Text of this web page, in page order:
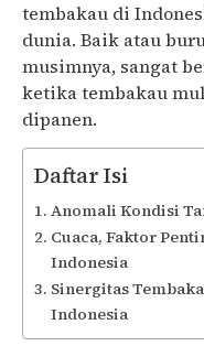
tembakau di
dunia. Baik atau
musimnya, sangat
ketika tembakau
dipanen.
Daftar Isi
Anomali Kondisi
Cuaca, Faktor
Indonesia
Sinergitas
Indonesia